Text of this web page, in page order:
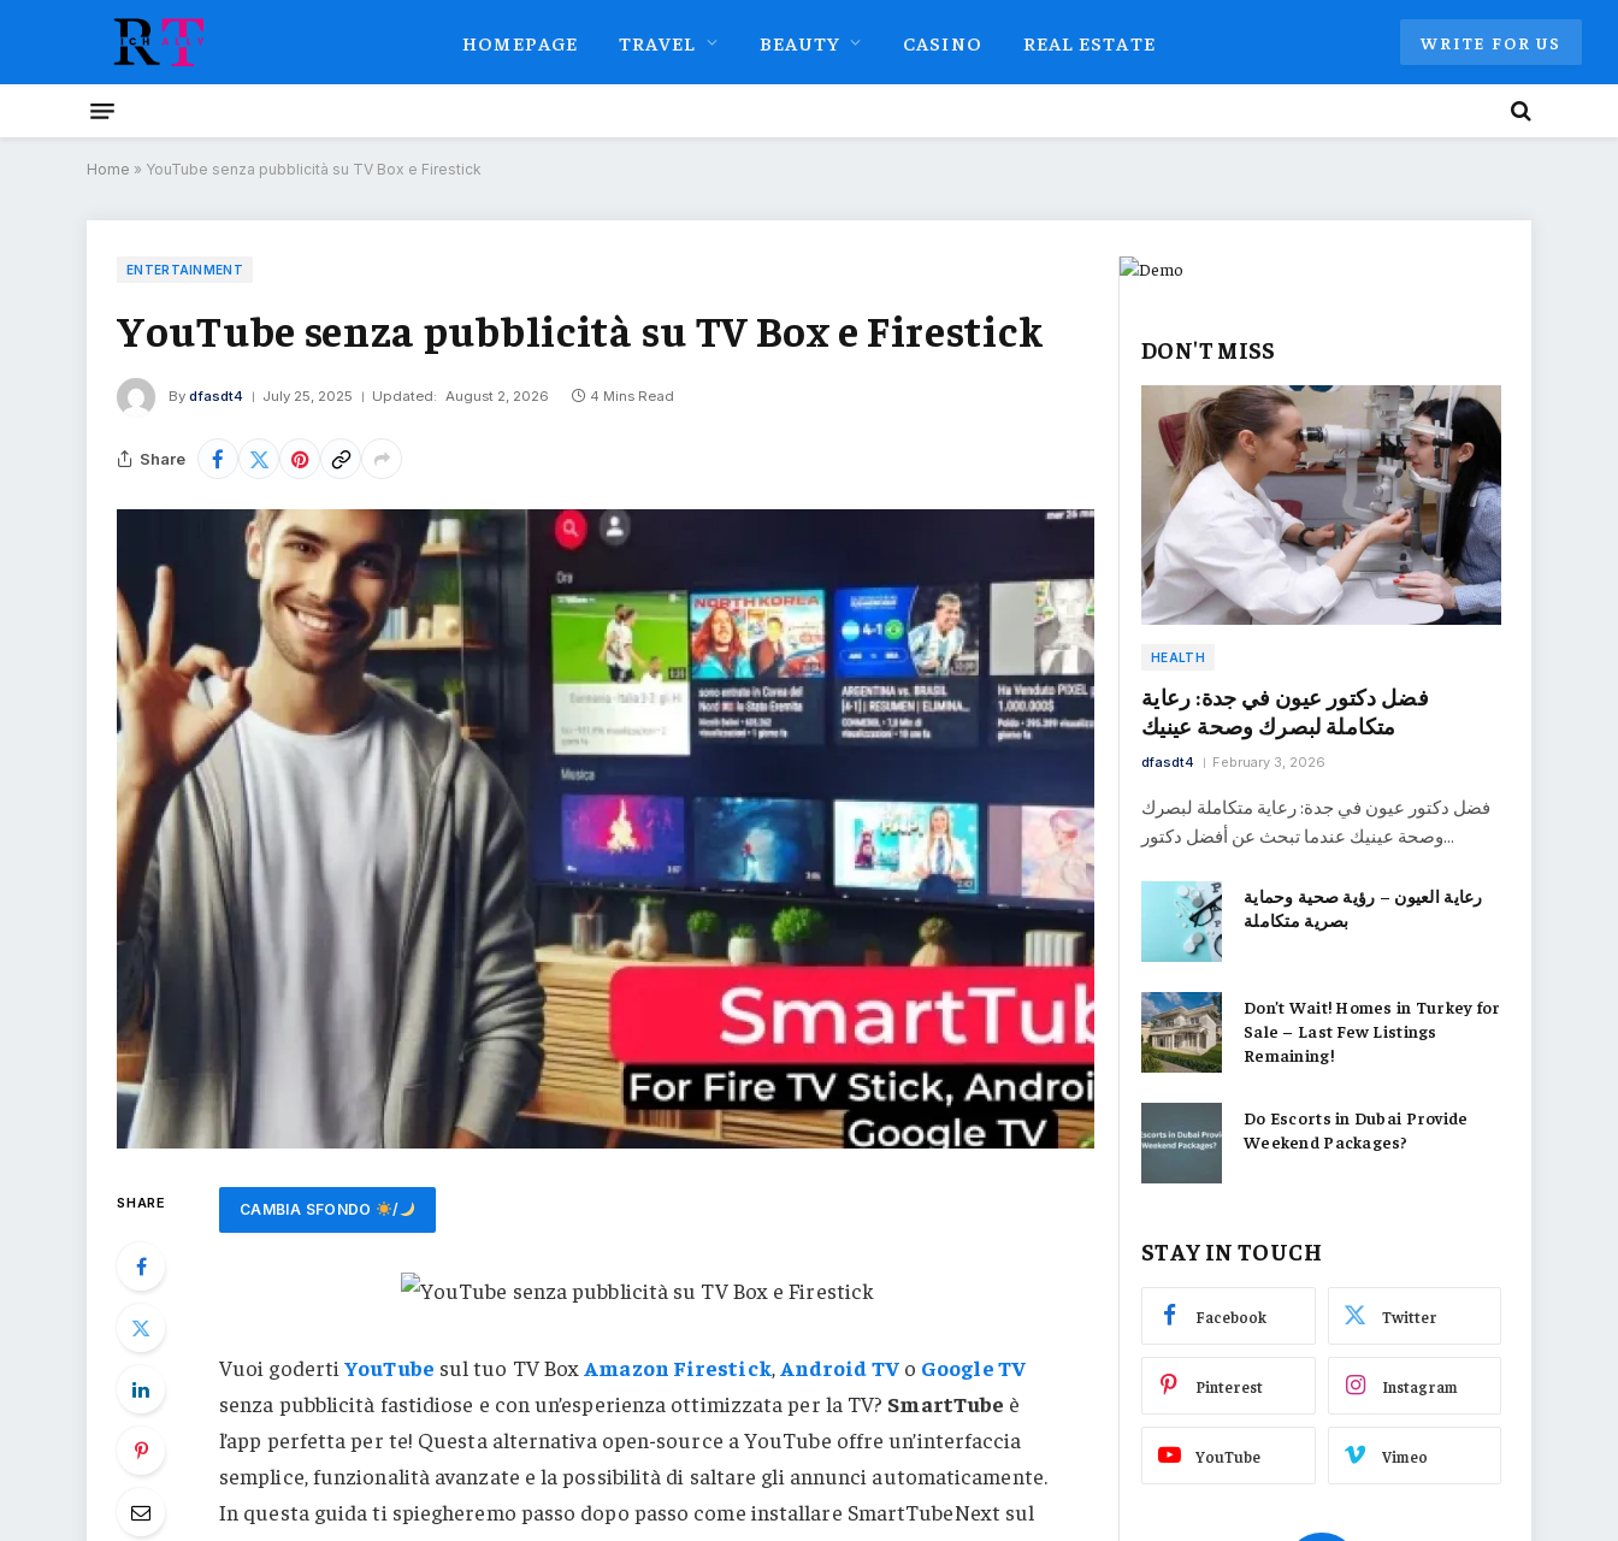
HOMEPAGE TRAVEL BEAUTY CASINO REAL ESTATE WRITE FOR US
Home » YouTube senza pubblicità su TV Box e Firestick
ENTERTAINMENT
YouTube senza pubblicità su TV Box e Firestick
By dfasdt4 July 25, 2025 Updated: August 2, 2026 4 Mins Read
Share
SHARE CAMBIA SFONDO /
Vuoi godertiYouTube sul tuo TV Box Amazon Firestick, Android TVo Google TV
senza pubblicità fastidiose e con un’esperienza ottimizzata per la TV? SmartTube è
l’app perfetta per te! Questa alternativa open-source a YouTube offre un’interfaccia
semplice, funzionalità avanzate e la possibilità di saltare gli annunci automaticamente.
In questa guida ti spiegheremo passo dopo passo come installare SmartTubeNext sul
DON'T MISS
HEALTH
فضل دكتور عيون في جدة: رعاية
متكاملة لبصرك وصحة عينيك
dfasdt4 February 3, 2026
فضل دكتور عيون في جدة: رعاية متكاملة لبصرك
وصحة عينيك عندما تبحث عن أفضل دكتور…
رعاية العيون – رؤية صحية وحماية
بصرية متكاملة
Don’t Wait! Homes in Turkey for
Sale – Last Few Listings
Remaining!
Do Escorts in Dubai Provide
Weekend Packages?
STAY IN TOUCH
Facebook Twitter
Pinterest Instagram
YouTube Vimeo